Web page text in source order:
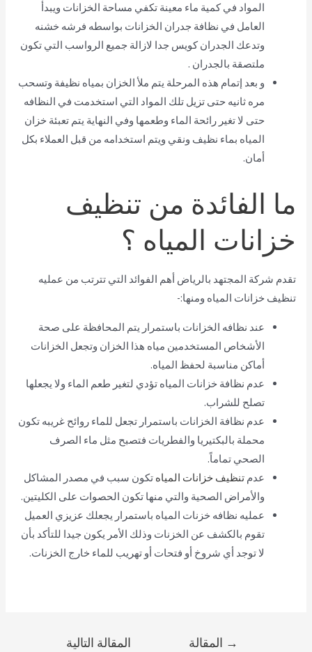
المواد في كمية ماء معينة تكفي مساحة الخزانات ويبدأ
العامل في نظافة جدران الخزانات بواسطه فرشه خشنه
وتدعك الجدران كويس جدا لازالة جميع الرواسب التي تكون
ملتصقة بالجدران .
و بعد إتمام هذه المرحلة يتم ملأ الخزان بمياه نظيفة وتسحب
مره ثانيه حتى تزيل تلك المواد التي استخدمت في النظافه
حتى لا تغير رائحة الماء وطعمها وفي النهاية يتم تعبئة خزان
المياه بماء نظيف ونقي ويتم استخدامه من قبل العملاء بكل
أمان.
ما الفائدة من تنظيف
خزانات المياه ؟
تقدم شركة المجتهد بالرياض أهم الفوائد التي تترتب من عمليه
تنظيف خزانات المياه ومنها:-
عند نظافه الخزانات باستمرار يتم المحافظة على صحة
الأشخاص المستخدمين مياه هذا الخزان وتجعل الخزانات
أماكن مناسبة لحفظ المياه.
عدم نظافة خزانات المياه تؤدي لتغير طعم الماء ولا يجعلها
تصلح للشراب.
عدم نظافة الخزانات باستمرار تجعل للماء روائح غريبه تكون
محملة بالبكتيريا والفطريات فتصبح مثل ماء الصرف
الصحي تماماً.
عدمتنظيف خزانات المياه تكون سبب في مصدر المشاكل
والأمراض الصحية والتي منها تكون الحصوات على الكليتين.
عمليه نظافه خزنات المياه باستمرار يجعلك عزيزي العميل
تقوم بالكشف عن الخزنات وذلك الأمر يكون جيدا للتأكد بأن
لا توجد أي شروخ أو فتحات أو تهريب للماء خارج الخزنات.
→ المقالة
المقالة التالية